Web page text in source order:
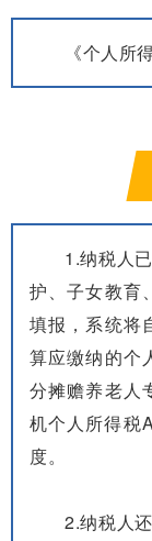
《个人所
1.纳税人
护、子女教育
填报，系统将
算应缴纳的个
分摊赡养老人
机个人所得税
度。
2.纳税人